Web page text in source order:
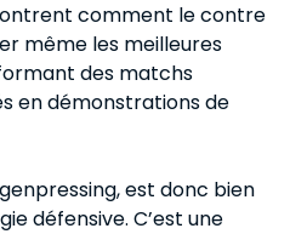
comment le contre
même les meilleures
des matchs
en démonstrations de
est donc bien
défensive. C’est une